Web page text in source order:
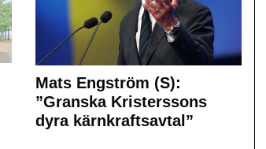
Mats Engström (S):
”Granska Kristerssons
dyra kärnkraftsavtal”